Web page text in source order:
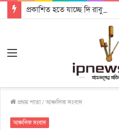
প্রকাশিত হতে যাচ্ছে দি রাবুগার
প্রথম পাতা/আঞ্চলিক সংবাদ
আঞ্চলিক সংবাদ